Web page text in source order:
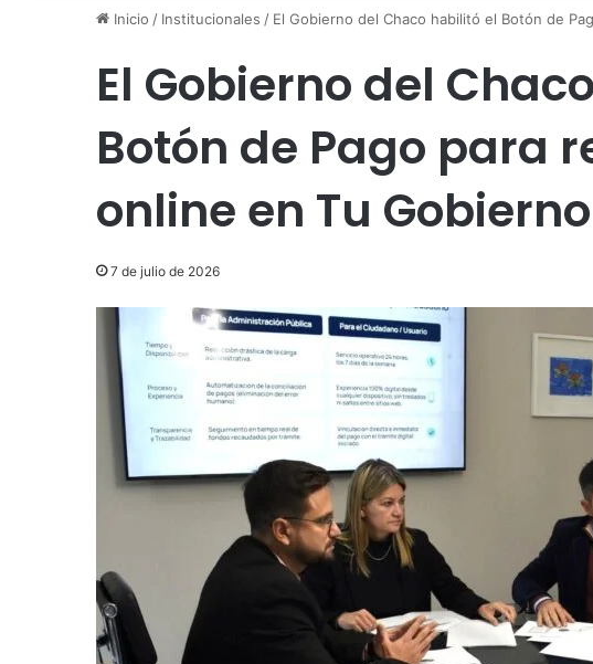
Inicio / Institucionales / El Gobierno del Chaco habilitó el Botón de
El Gobierno del
Botón de Pago para
online en Tu
7 de julio de 2026